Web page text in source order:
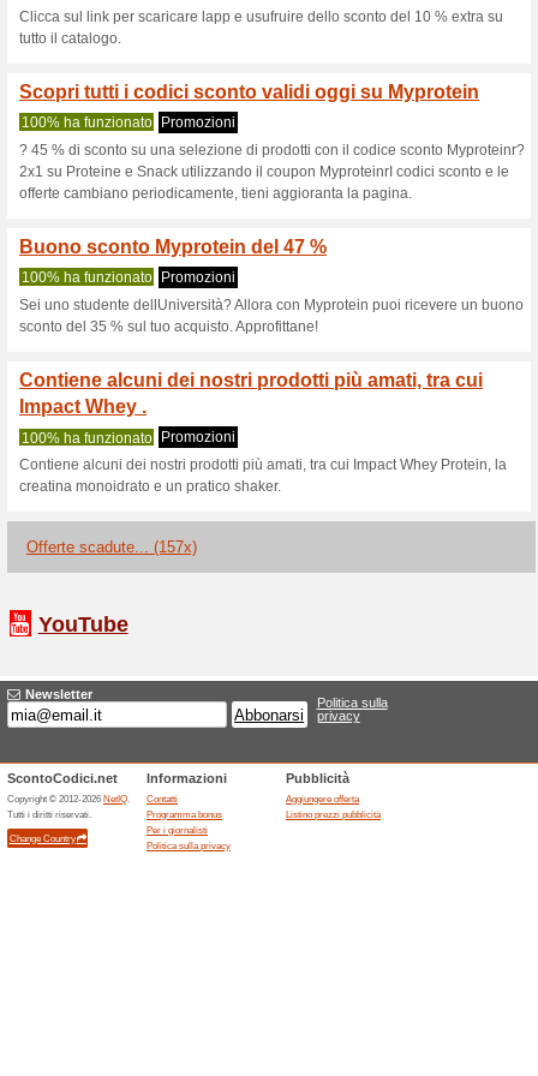
Sconti e
Spedizione gratuita
100% ha funzionato
Dettagli offertaPuoi ottenere
questa promozione
acquisti a partire da una
indicativa..
Semplicemente
250g di Creatin.
100% ha funzionato